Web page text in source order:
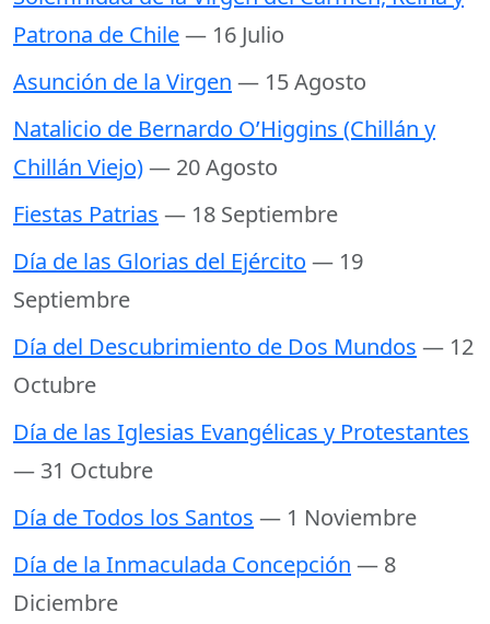
Patrona de Chile— 16 Julio
Asunción de la Virgen — 15 Agosto
Natalicio de Bernardo O’Higgins (Chillán y
Chillán Viejo)— 20 Agosto
Fiestas Patrias — 18 Septiembre
Día de las Glorias del Ejército — 19
Septiembre
Día del Descubrimiento de Dos Mundos — 12
Octubre
Día de las Iglesias Evangélicas y Protestantes
— 31 Octubre
Día de Todos los Santos — 1 Noviembre
Día de la Inmaculada Concepción — 8
Diciembre